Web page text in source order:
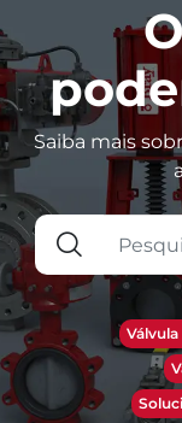
Saiba mais